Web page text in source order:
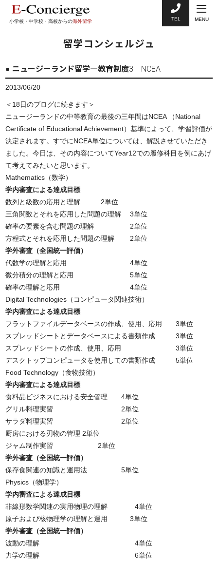
小学校・中学校・高校からの海外留学 TEL MENU
留学コンシェルジュ
● ニュージーランド留学―教育制度3 NCEA
2013/06/20
＜18日のブログに続きます＞
ニュージーランドの中等教育の最後の三年間はNCEA （National
Certificate of Educational Achievement）基準によって、学習評価が
決定されます。すでにNCEA単位については、解説させていただき
ました。今日は、その内容についてYear12での履修科目を例にあげ
て考えてみたいと思います。
Mathematics（数学）
学内審査による達成目標
数列と級数の応用と理解 2単位
三角関数とそれを応用した問題の理解 3単位
確率の要素を含む問題の理解 2単位
方程式とそれを応用した問題の理解 2単位
学外審査（全国統一評価）
代数学の理解と応用 4単位
微分積分の理解と応用 5単位
確率の理解と応用 4単位
Digital Technologies（コンピュータ関連技術）
学内審査による達成目標
フラットファイルデータベースの作成、使用、応用 3単位
スプレッドシートとデータベースによる書類作成 3単位
スプレッドシートの作成、使用、応用 3単位
デスクトップコンピュータを使用しての書類作成 5単位
Food Technology（食物技術）
学内審査による達成目標
食料品ビジネスにおける安全管理 4単位
グリル料理実習 2単位
サラダ料理実習 2単位
厨房における刃物の管理 2単位
ジャム制作実習 2単位
学外審査（全国統一評価）
保存食関連の知識と運用法 5単位
Physics（物理学）
学内審査による達成目標
非線形数学関連の実用物理の理解 4単位
原子および核物理学の理解と運用 3単位
学外審査（全国統一評価）
波動の理解 4単位
力学の理解 6単位